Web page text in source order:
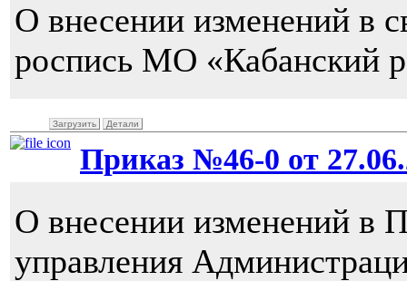
О внесении изменений в
роспись МО «Кабанский
Загрузить Детали
Приказ №46-0 от
О внесении изменений в
управления